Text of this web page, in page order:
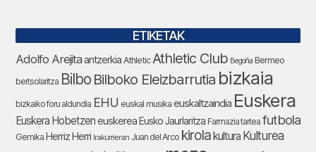
ETIKETAK
Adolfo Arejitaantzerkia Athletic Athletic Club Begoña Bermeo
bertsolaritza Bilbo Bilboko Eleizbarrutia bizkaia
bizkaiko foru aldundia EHU euskal musika euskaltzaindia Euskera
Euskera Hobetzeneuskerea Eusko Jaurlaritza Farmazia tartea futbola
Gernika Herriz Herri Irakurrieran Juan del Arco kirolakultura Kulturea